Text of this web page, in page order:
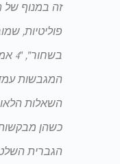
זה במנוף של
פוליטיות,
המגבשות
השאלות
כשהן
הגברית